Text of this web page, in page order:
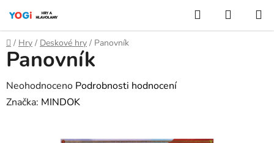
obsah
Hledat
KOŠÍK
Domů
/ Hry / Deskové hry / Panovník
Panovník
Průměrné
hodnocení
Neohodnoceno Podrobnosti hodnocení
Značka: MINDOK